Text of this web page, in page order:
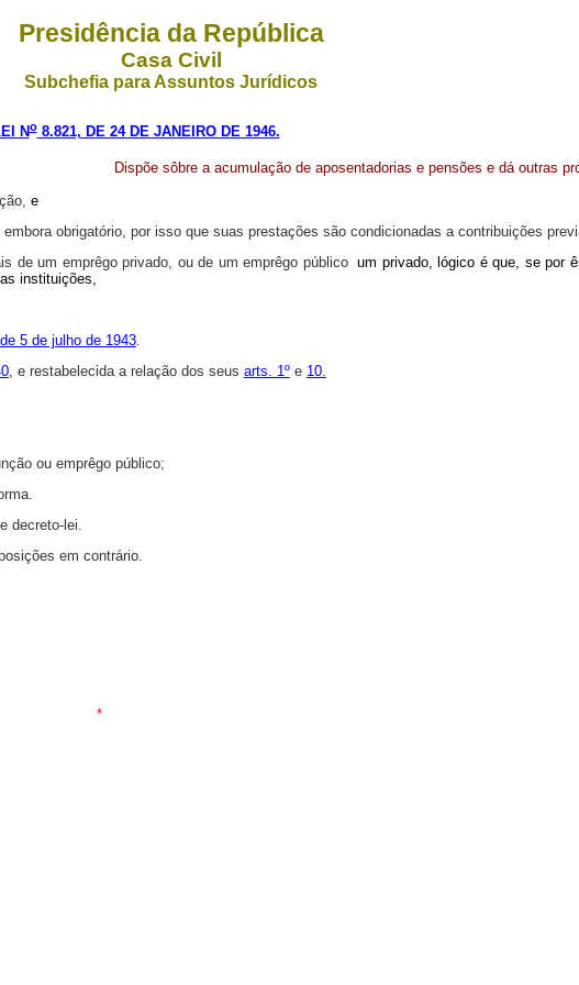
Presidência da República
Casa Civil
Subchefia para Assuntos Jurídicos
No8.821, DE 24 DE JANEIRO DE 1946.
Dispõe sôbre a acumulação de aposentadorias e pensões e dá outras
e
obrigatório, por isso que suas prestações são condicionadas a contribuições
de um emprêgo privado, ou de um emprêgo públicoum privado, lógico é que, se por
instituições,
5 de julho de 1943.
, e restabelecida a relação dos seus arts. 1ºe 10.
ou emprêgo público;
decreto-lei.
em contrário.
*